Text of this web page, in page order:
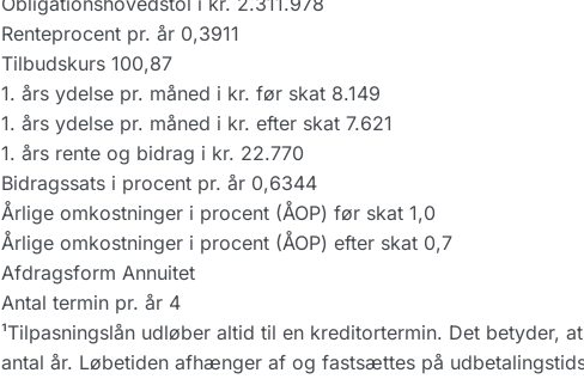
Renteprocent pr. år 0,3911
Tilbudskurs 100,87
1. års ydelse pr. måned i kr. før skat 8.149
1. års ydelse pr. måned i kr. efter skat 7.621
1. års rente og bidrag i kr. 22.770
Bidragssats i procent pr. år 0,6344
Årlige omkostninger i procent (ÅOP) før skat 1,0
Årlige omkostninger i procent (ÅOP) efter skat 0,7
Afdragsform Annuitet
Antal termin pr. år 4
¹Tilpasningslån udløber altid til en kreditortermin. Det betyder,
antal år. Løbetiden afhænger af og fastsættes på